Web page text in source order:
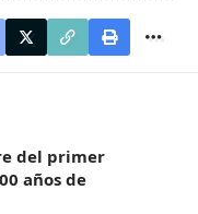
del primer
años de